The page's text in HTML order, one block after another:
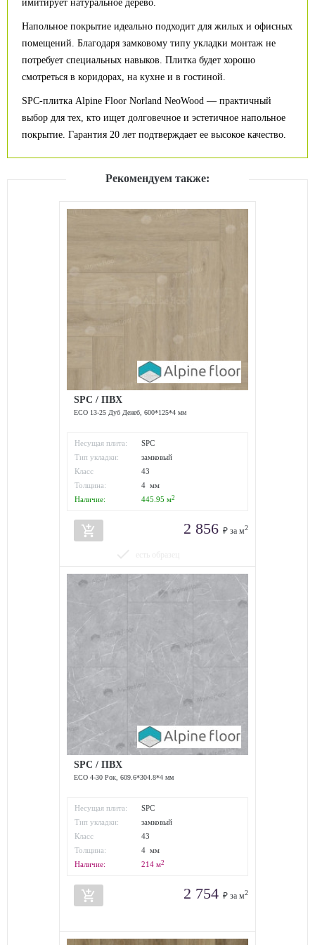
имитирует натуральное дерево.
Напольное покрытие идеально подходит для жилых и офисных
помещений. Благодаря замковому типу укладки монтаж не
потребует специальных навыков. Плитка будет хорошо
смотреться в коридорах, на кухне и в гостиной.
SPC-плитка Alpine Floor Norland NeoWood — практичный
выбор для тех, кто ищет долговечное и эстетичное напольное
покрытие. Гарантия 20 лет подтверждает ее высокое качество.
Рекомендуем также:
SPC / ПВХ
ECO 13-25 Дуб Денеб, 600*125*4 мм
Несущая плита:
SPC
Тип укладки:
замковый
Класс
износостойкости:
43
Толщина:
4 мм
Наличие:
445.95 м2
add_shopping_cart 2 856 ₽ за м2
SPC / ПВХ
ЕСО 4-30 Рок, 609.6*304.8*4 мм
Несущая плита:
SPC
Тип укладки:
замковый
Класс
износостойкости:
43
Толщина:
4 мм
Наличие:
214 м2
add_shopping_cart 2 754 ₽ за м2